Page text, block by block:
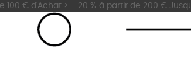
de 100 € d'Achat > - 20 % à partir de 200 €